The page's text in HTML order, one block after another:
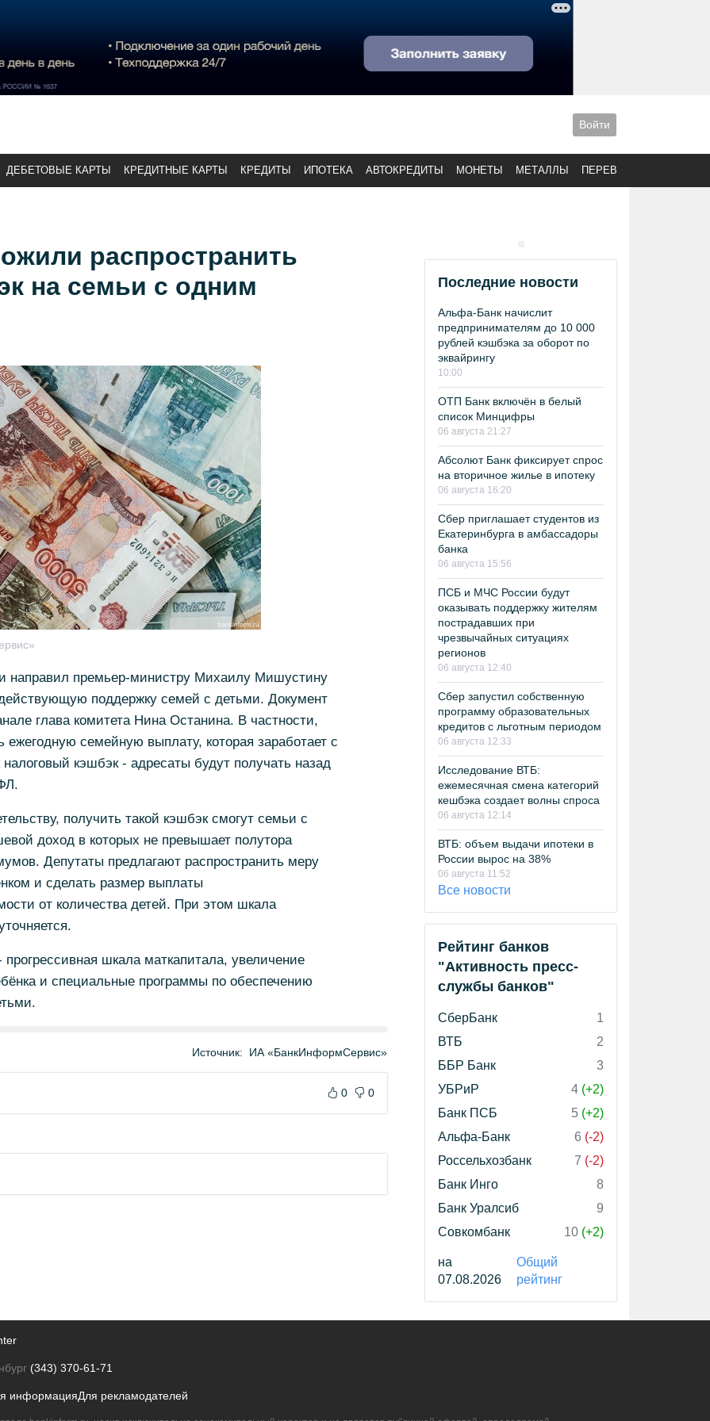
Войти
ДЕБЕТОВЫЕ КАРТЫ КРЕДИТНЫЕ КАРТЫ КРЕДИТЫ ИПОТЕКА АВТОКРЕДИТЫ МОНЕТЫ МЕТАЛЛЫ ПЕРЕВОДЫ
распространить
на семьи с одним
направил премьер-министру Михаилу Мишустину
поддержку семей с детьми. Документ
глава комитета Нина Останина. В частности,
ежегодную семейную выплату, которая заработает с
налоговый кэшбэк - адресаты будут получать назад
получить такой кэшбэк смогут семьи с
доход в которых не превышает полутора
Депутаты предлагают распространить меру
и сделать размер выплаты
от количества детей. При этом шкала
шкала маткапитала, увеличение
и специальные программы по обеспечению
Источник: ИА «БанкИнформСервис»
0 0
Последние новости
Альфа-Банк начислит
предпринимателям до 10 000
рублей кэшбэка за оборот по
эквайрингу
10:00
ОТП Банк включён в белый
список Минцифры
06 августа 21:27
Абсолют Банк фиксирует спрос
на вторичное жилье в ипотеку
06 августа 16:20
Сбер приглашает студентов из
Екатеринбурга в амбассадоры
банка
06 августа 15:56
ПСБ и МЧС России будут
оказывать поддержку жителям
пострадавших при
чрезвычайных ситуациях
регионов
06 августа 12:40
Сбер запустил собственную
программу образовательных
кредитов с льготным периодом
06 августа 12:33
Исследование ВТБ:
ежемесячная смена категорий
кешбэка создает волны спроса
06 августа 12:14
ВТБ: объем выдачи ипотеки в
России вырос на 38%
06 августа 11:52
Все новости
Рейтинг банков
"Активность пресс-
службы банков"
СберБанк
1
ВТБ
2
ББР Банк
3
УБРиР
4 (+2)
Банк ПСБ
5 (+2)
Альфа-Банк
6 (-2)
Россельхозбанк
7 (-2)
Банк Инго
8
Банк Уралсиб
9
Совкомбанк
10 (+2)
на
07.08.2026
Общий
рейтинг
(343) 370-61-71
информацияДля рекламодателей